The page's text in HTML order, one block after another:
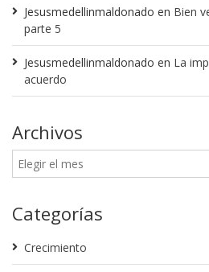
Jesusmedellinmaldonado en Bien
parte 5
Jesusmedellinmaldonado en La
acuerdo
Archivos
Categorías
Crecimiento